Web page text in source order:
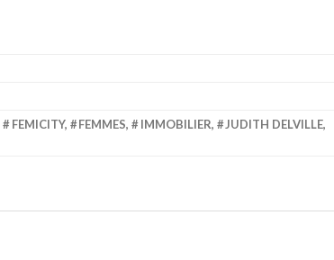
FEMICITY, FEMMES, IMMOBILIER, JUDITH DELVILLE,